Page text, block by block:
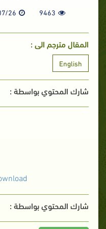
9463
26
المقال مترجم الى :
English
شارك المحتوي بواسطة :
شارك المحتوي بواسطة :